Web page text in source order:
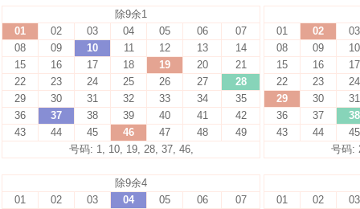
除9余1
01
02 03 04 05 06
07
08
09 10 11 12 13
14
15
16 17 18 19 20
21
22
23 24 25 26 27
28
29
30 31 32 33 34
35
36
37 38 39 40 41
42
43
44 45 46 47 48
49
号码: 1, 10, 19, 28, 37, 46,
01 02
03
08
09
10
15
16
17
22
23
24
29
30
31
36
37
38
43
44
45
号码:
除9余4
01
02 03 04 05 06
07
01 02
03